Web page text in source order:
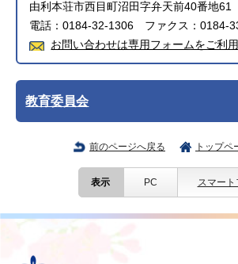
由利本荘市西目町沼田字弁天前40番地
電話：0184-32-1306 ファクス：0184-
お問い合わせは専用フォームをご利用
教育委員会
前のページへ戻る トップペ
表示 PC スマート